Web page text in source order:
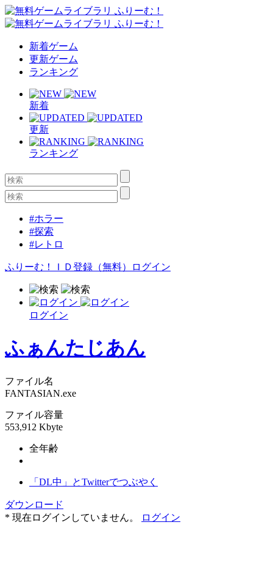
新着ゲーム
更新ゲーム
ランキング
新着
更新
ランキング
#ホラー
#探索
#レトロ
ふりーむ！ＩＤ登録（無料） ログイン
ログイン
ふぁんたじあん
ファイル名
FANTASIAN.exe
ファイル容量
553,912 Kbyte
全年齢
「DL中」とTwitterでつぶやく
ダウンロード
* 現在ログインしていません。
ログイン